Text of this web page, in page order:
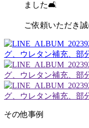
ました🛋
ご依頼いただき
その他事例